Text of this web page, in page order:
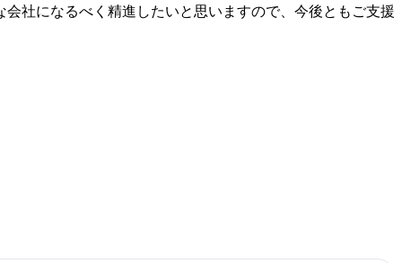
社になるべく精進したいと思いますので、今後ともご支援